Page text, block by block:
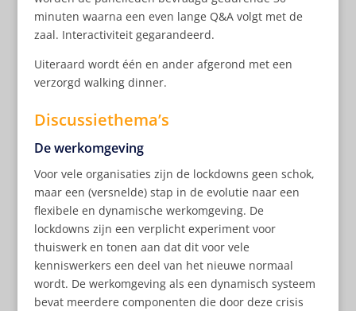
minuten waarna een even lange Q&A volgt met de
zaal. Interactiviteit gegarandeerd.
Uiteraard wordt één en ander afgerond met een
verzorgd walking dinner.
Discussiethema’s
De werkomgeving
Voor vele organisaties zijn de lockdowns geen schok,
maar een (versnelde) stap in de evolutie naar een
flexibele en dynamische werkomgeving. De
lockdowns zijn een verplicht experiment voor
thuiswerk en tonen aan dat dit voor vele
kenniswerkers een deel van het nieuwe normaal
wordt. De werkomgeving als een dynamisch systeem
bevat meerdere componenten die door deze crisis